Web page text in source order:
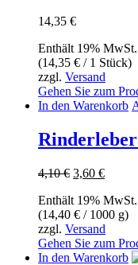
14,35 €
Enthält 19% MwSt.
(14,35 € / 1 Stück)
zzgl. Versand
Gehen Sie zum
In den Warenkorb
4,10€
war:
4,10 €
3,60 €
ist:
3,60 €.
Enthält 19% MwSt.
(14,40 € / 1000 g)
zzgl. Versand
Gehen Sie zum
In den Warenkorb